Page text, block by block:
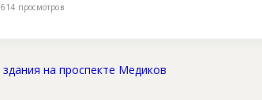
614 просмотров